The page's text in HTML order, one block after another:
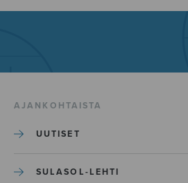
AJANKOHTAISTA
UUTISET
SULASOL-LEHTI